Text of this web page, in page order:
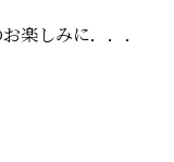
楽しみに．．．